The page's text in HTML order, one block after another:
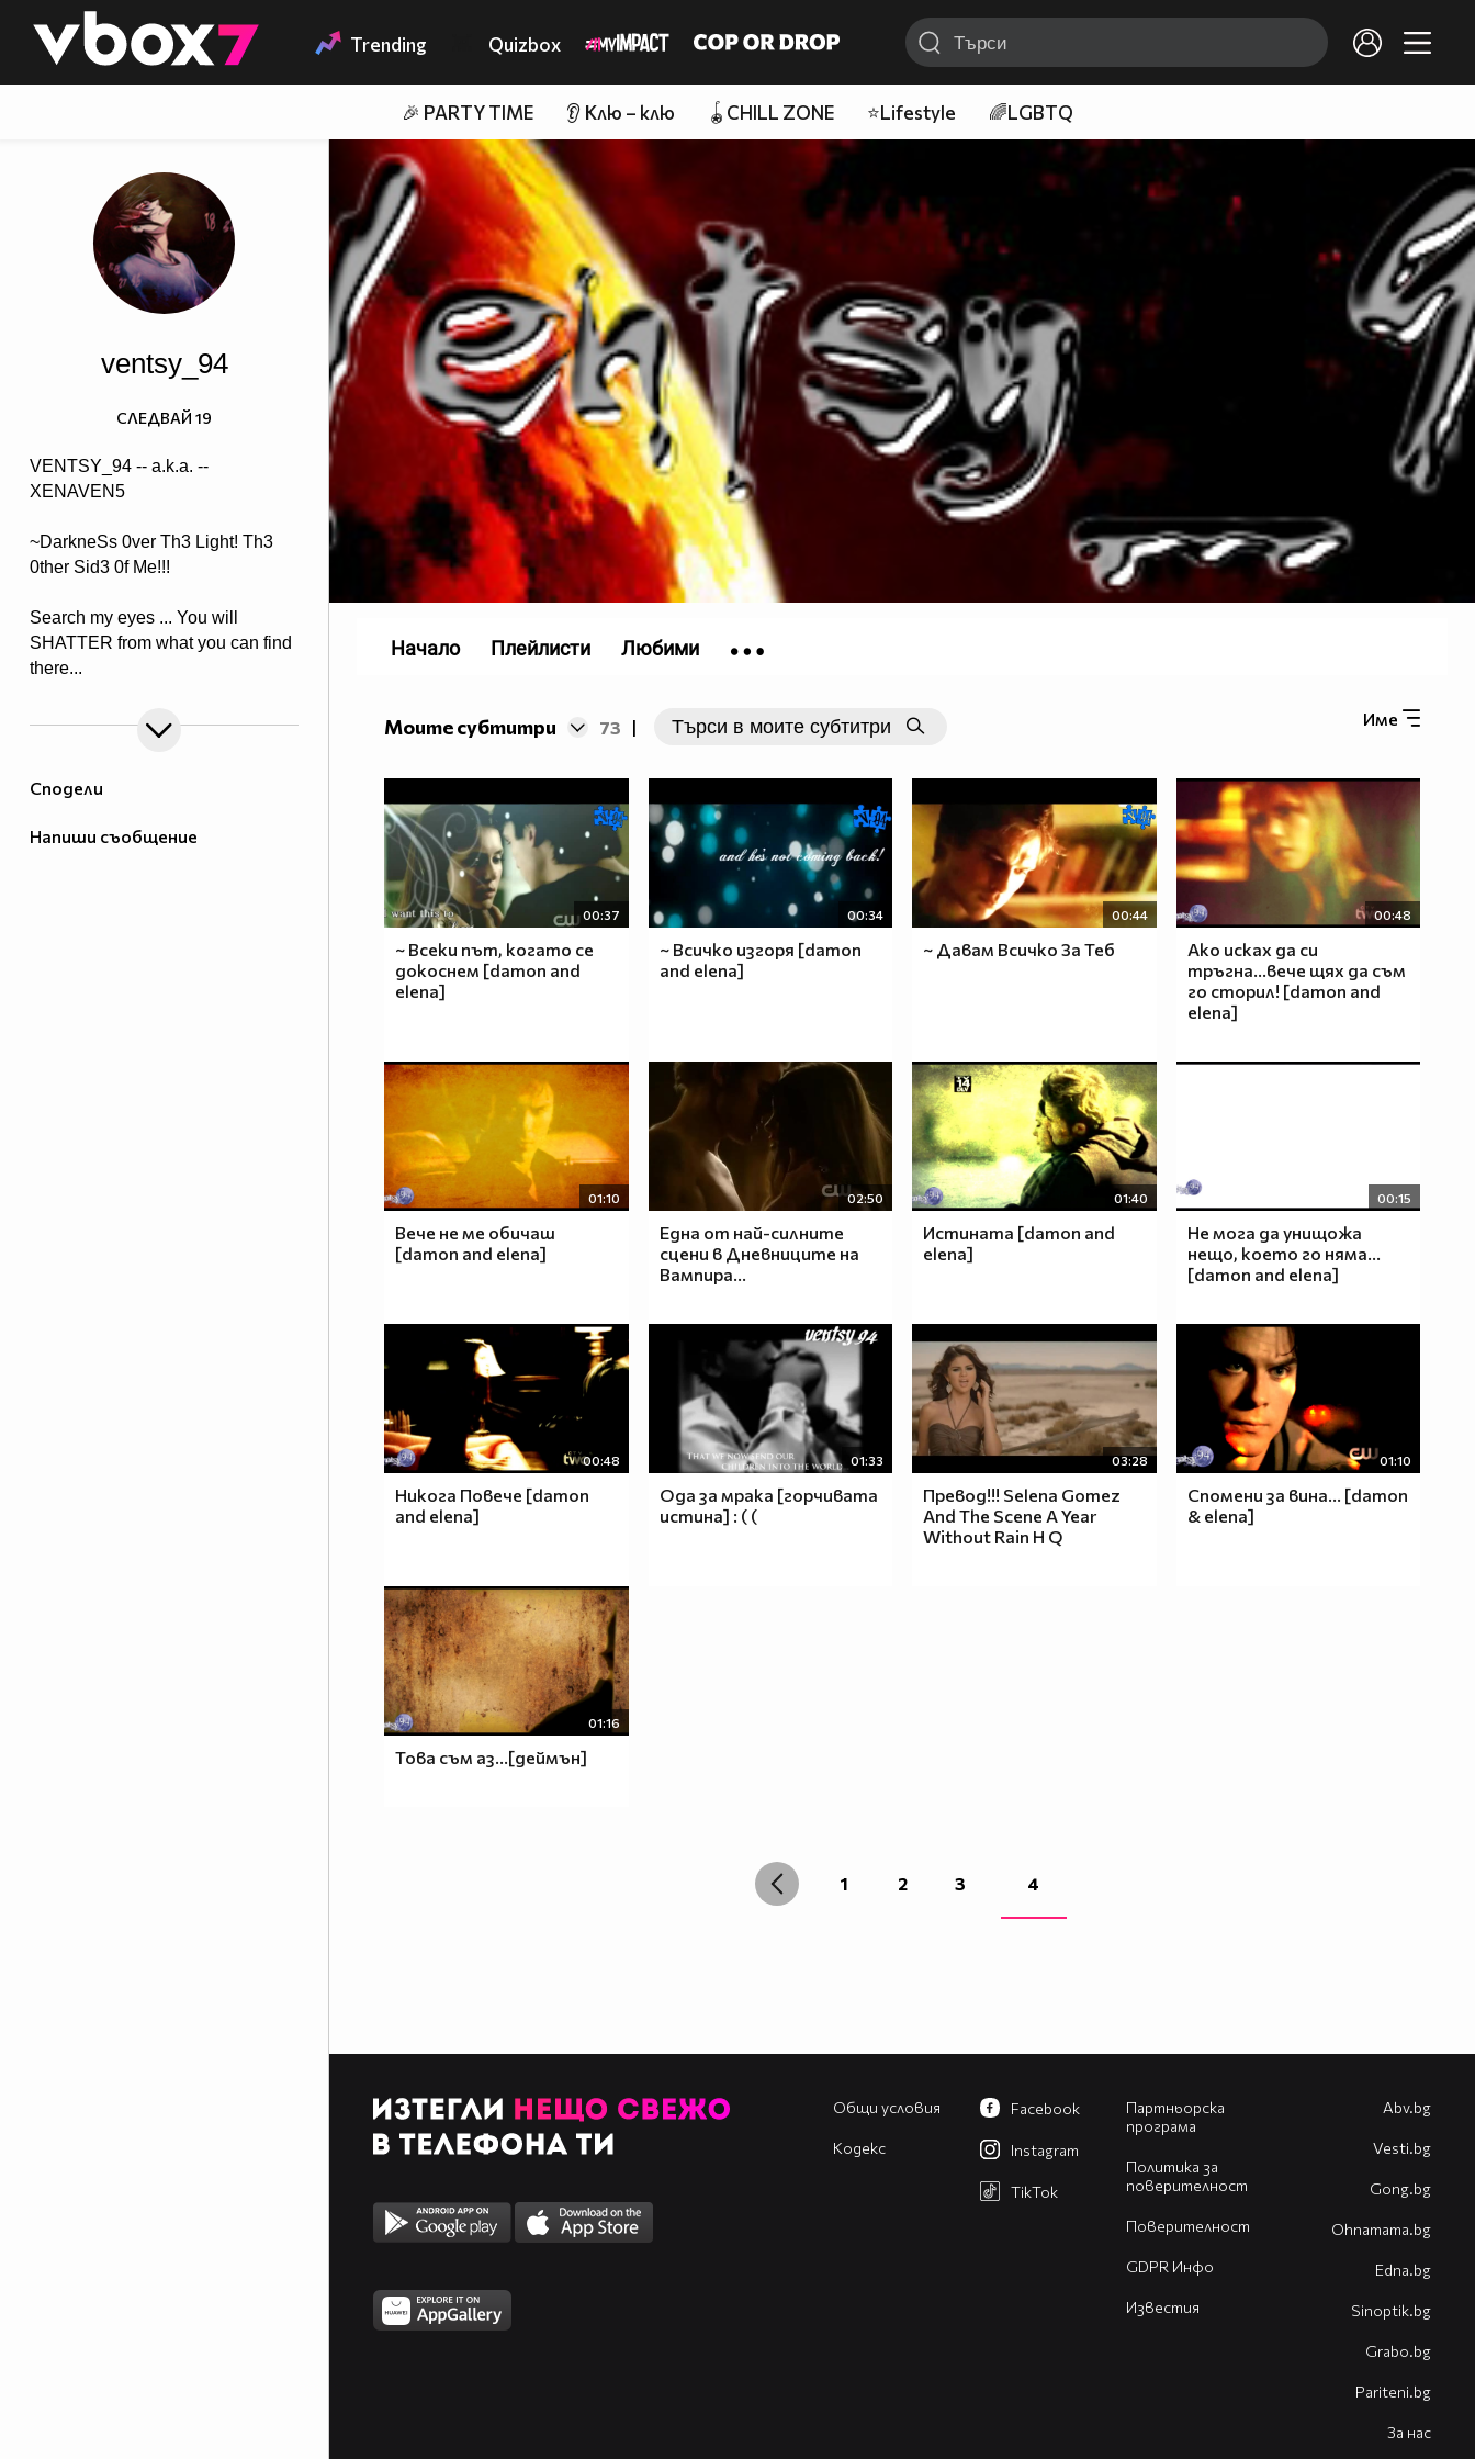
👾 Trending Quizbox
🎉 PARTY TIME 👂 Клю – клю 🪀CHILL ZONE ⭐Lifestyle 🌈LGBTQ
Сподели
Напиши съобщение
ventsy_94
VENTSY_94 -- a.k.a. --
XENAVEN5
~DarkneSs 0ver Th3 Light! Th3
0ther Sid3 0f Me!!!
Search my eyes ... You will
SHATTER from what you can find
there...
СЛЕДВАЙ 19
Моите субтитри 73 | Име
00:37
~ Всеки път, когато се
докоснем [damon and
elena]
00:34
~ Всичко изгоря [damon
and elena]
00:44
~ Давам Всичко За Теб
00:48
Ако исках да си
тръгна...вече щях да съм
го сторил! [damon and
elena]
01:10
Вече не ме обичаш
[damon and elena]
02:50
Една от най-силнитe
сцени в Дневниците на
Вампира...
01:40
Истината [damon and
elena]
00:15
Не мога да унищожа
нещо, което го няма...
[damon and elena]
00:48
Никога Повече [damon
and elena]
01:33
Ода за мрака [горчивата
истина] : ( (
03:28
Превод!!! Selena Gomez
And The Scene A Year
Without Rain H Q
01:10
Спомени за вина... [damon
& elena]
01:16
Това съм аз...[деймън]
1 2 3 4
Начало Плейлисти Любими
Общи условия
Кодекс
Партньорска
програма
Политика за
поверителност
Поверителност
GDPR Инфо
Известия
Facebook
Instagram
TikTok
Abv.bg
Vesti.bg
Gong.bg
Оhnamama.bg
Edna.bg
Sinoptik.bg
Grabo.bg
Pariteni.bg
За нас